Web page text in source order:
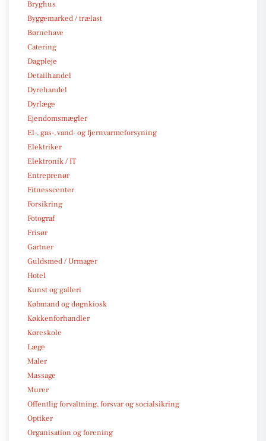
Bryghus
Byggemarked / trælast
Børnehave
Catering
Dagpleje
Detailhandel
Dyrehandel
Dyrlæge
Ejendomsmægler
El-, gas-, vand- og fjernvarmeforsyning
Elektriker
Elektronik / IT
Entreprenør
Fitnesscenter
Forsikring
Fotograf
Frisør
Gartner
Guldsmed / Urmager
Hotel
Kunst og galleri
Købmand og døgnkiosk
Køkkenforhandler
Køreskole
Læge
Maler
Massage
Murer
Offentlig forvaltning, forsvar og socialsikring
Optiker
Organisation og forening